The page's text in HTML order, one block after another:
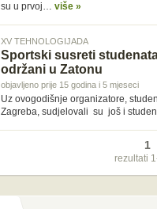
su u prvoj… više »
XV TEHNOLOGIJADA
Sportski susreti
održani u Zatonu
objavljeno prije 15 godina i 5 mjeseci
Uz ovogodišnje organizatore,
Zagreba, sudjelovali su još i
1
rezultati